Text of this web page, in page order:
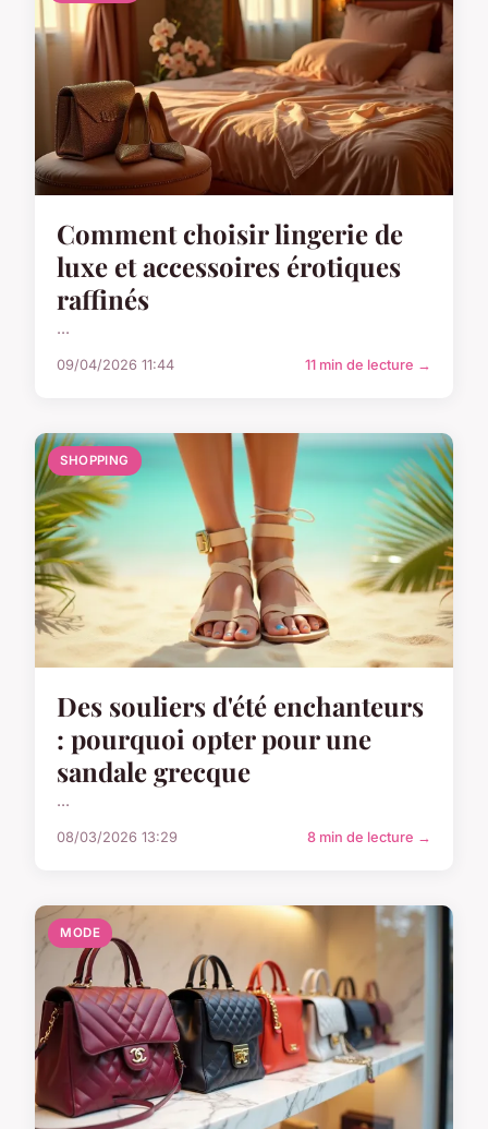
Comment choisir lingerie de
luxe et accessoires érotiques
raffinés
...
09/04/2026 11:44 11 min de lecture →
SHOPPING
Des souliers d'été enchanteurs
: pourquoi opter pour une
sandale grecque
...
08/03/2026 13:29 8 min de lecture →
MODE